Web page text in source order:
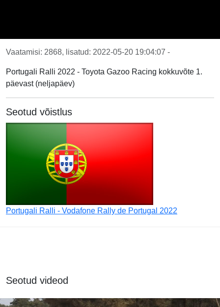
Vaatamisi: 2868, lisatud: 2022-05-20 19:04:07 -
Portugali Ralli 2022 - Toyota Gazoo Racing kokkuvõte 1.
päevast (neljapäev)
Seotud võistlus
Portugali Ralli - Vodafone Rally de Portugal 2022
Seotud videod